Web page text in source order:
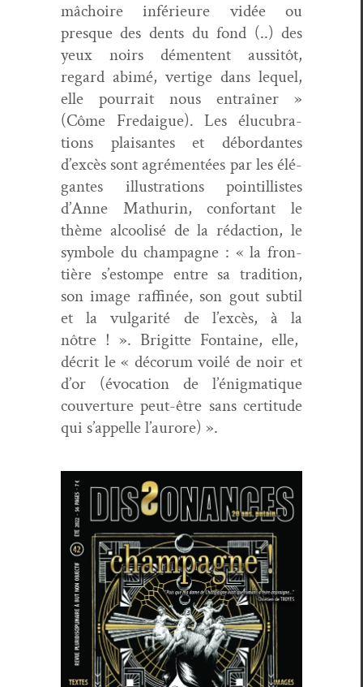
mâchoire inférieure vidée ou
presque des dents du fond (..) des
yeux noirs démentent aus­sitôt,
regard abimé, ver­tige dans lequel,
elle pour­rait nous entraîn­er »
(Côme Fredaigue). Les élu­cubra­
tions plaisantes et débor­dantes
d’excès sont agré­men­tées par les élé­
gantes illus­tra­tions pointil­listes
d’Anne Math­urin, con­for­t­ant le
thème alcoolisé de la rédac­tion, le
sym­bole du cham­pagne : « la fron­
tière s’estompe entre sa tra­di­tion,
son image raf­finée, son gout sub­til
et la vul­gar­ité de l’excès, à la
nôtre ! ». Brigitte Fontaine, elle,
décrit le « déco­rum voilé de noir et
d’or (évo­ca­tion de l’énigmatique
cou­ver­ture peut-être sans cer­ti­tude
qui s’appelle l’aurore) ».